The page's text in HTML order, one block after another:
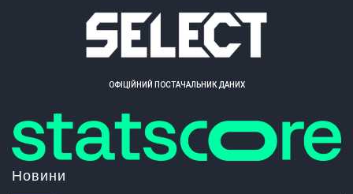
ОФІЦІЙНИЙ ПОСТАЧАЛЬНИК ДАНИХ
Новини